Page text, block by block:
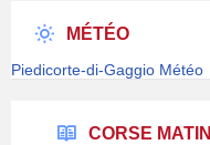
MÉTÉO
Piedicorte-di-Gaggio Météo
CORSE MATIN